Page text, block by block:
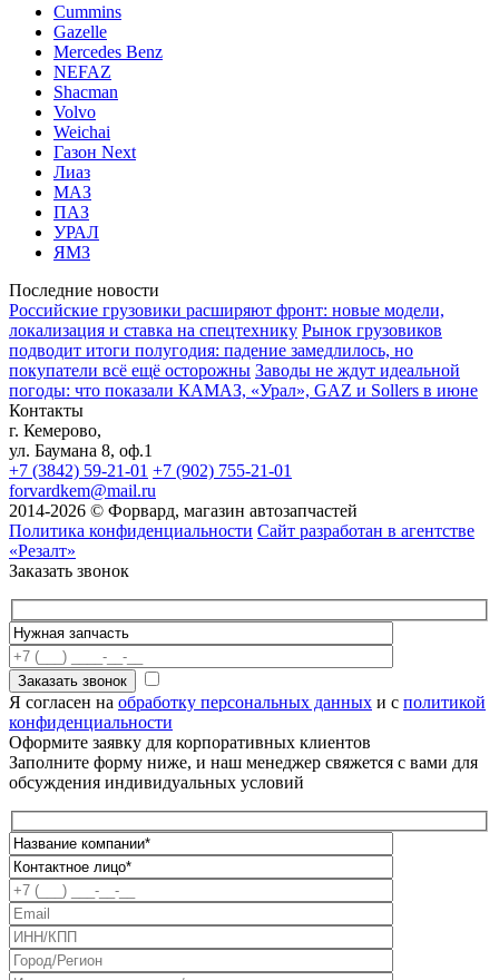
Cummins
Gazelle
Mercedes Benz
NEFAZ
Shacman
Volvo
Weichai
Газон Next
Лиаз
МАЗ
ПАЗ
УРАЛ
ЯМЗ
Последние новости
Российские грузовики расширяют фронт: новые модели,
локализация и ставка на спецтехнику Рынок грузовиков
подводит итоги полугодия: падение замедлилось, но
покупатели всё ещё осторожны Заводы не ждут идеальной
погоды: что показали КАМАЗ, «Урал», GAZ и Sollers в июне
Контакты
г. Кемерово,
ул. Баумана 8, оф.1
+7 (3842) 59-21-01 +7 (902) 755-21-01
forvardkem@mail.ru
2014-2026 © Форвард, магазин автозапчастей
Политика конфиденциальности Сайт разработан в агентстве
«Резалт»
Заказать звонок
Я согласен на обработку персональных данных и с политикой
конфиденциальности
Оформите заявку для корпоративных клиентов
Заполните форму ниже, и наш менеджер свяжется с вами для
обсуждения индивидуальных условий